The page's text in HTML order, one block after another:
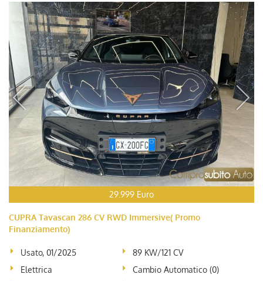
29.999 Euro
CUPRA Tavascan 286 CV RWD Immersive( Promo
Finanziamento)
Usato, 01/2025
89 KW/121 CV
Elettrica
Cambio Automatico (0)